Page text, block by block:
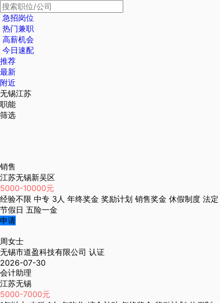
急招岗位
热门兼职
高薪机会
今日速配
推荐
最新
附近
无锡江苏
职能
筛选
销售
江苏无锡新吴区
5000-10000元
经验不限 中专 3人 年终奖金 奖励计划 销售奖金 休假制度 法定
节假日 五险一金
申请
周女士
无锡市道盈科技有限公司 认证
2026-07-30
会计助理
江苏无锡
5000-7000元